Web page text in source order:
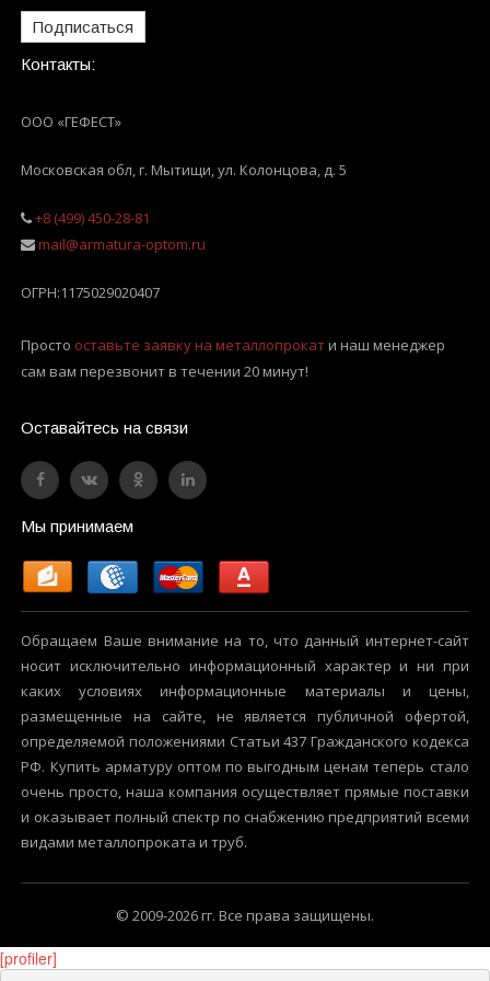
Подписаться
Контакты:
ООО «ГЕФЕСТ»
Московская обл, г. Мытищи,ул. Колонцова, д. 5
+8 (499) 450-28-81
mail@armatura-optom.ru
ОГРН:1175029020407
Просто оставьте заявку на металлопрокати наш менеджер
сам вам перезвонит в течении 20 минут!
Оставайтесь на связи
Мы принимаем
Обращаем Ваше внимание на то, что данный интернет-сайт
носит исключительно информационный характер и ни при
каких условиях информационные материалы и цены,
размещенные на сайте, не является публичной офертой,
определяемой положениями Статьи 437 Гражданского кодекса
РФ. Купить арматуру оптом по выгодным ценам теперь стало
очень просто, наша компания осуществляет прямые поставки
и оказывает полный спектр по снабжению предприятий всеми
видами металлопроката и труб.
© 2009-2026 гг. Все права защищены.
[profiler]